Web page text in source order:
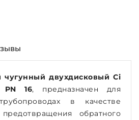
чугунный двухдисковый Ci
16, предназначен для
в качестве
обратного